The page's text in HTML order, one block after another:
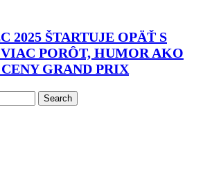
2025 ŠTARTUJE OPÄŤ S
PORÔT, HUMOR AKO
GRAND PRIX